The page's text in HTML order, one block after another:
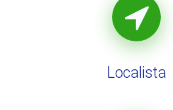
Localista